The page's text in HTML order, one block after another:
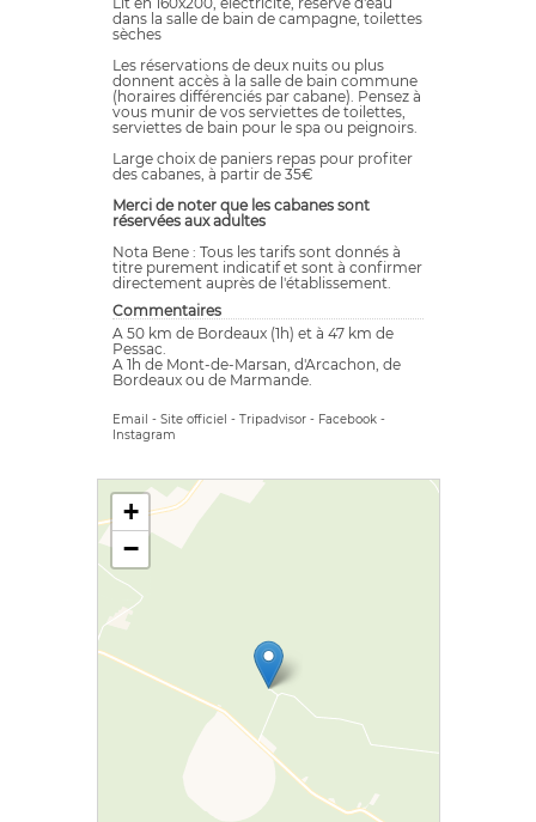
dans la salle de bain de campagne, toilettes
sèches
Les réservations de deux nuits ou plus
donnent accès à la salle de bain commune
(horaires différenciés par cabane). Pensez à
vous munir de vos serviettes de toilettes,
serviettes de bain pour le spa ou peignoirs.
Large choix de paniers repas pour profiter
des cabanes, à partir de 35€
Merci de noter que les cabanes sont
réservées aux adultes
Nota Bene : Tous les tarifs sont donnés à
titre purement indicatif et sont à confirmer
directement auprès de l'établissement.
Commentaires
A 50 km de Bordeaux (1h) et à 47 km de
Pessac.
A 1h de Mont-de-Marsan, d'Arcachon, de
Bordeaux ou de Marmande.
Email - Site officiel - Tripadvisor - Facebook -
Instagram
+
−